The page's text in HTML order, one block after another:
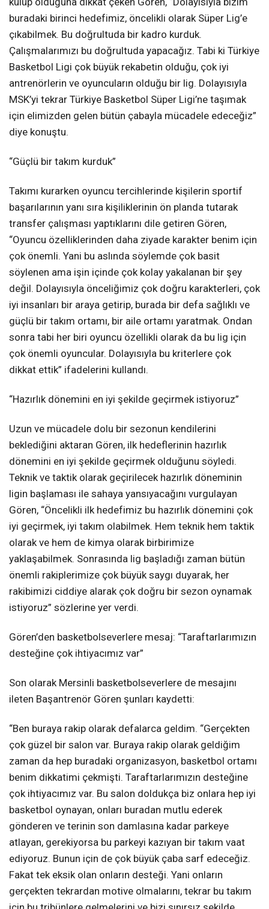
buradaki birinci hedefimiz, öncelikli olarak Süper Lig’e
çıkabilmek. Bu doğrultuda bir kadro kurduk.
Çalışmalarımızı bu doğrultuda yapacağız. Tabi ki Türkiye
Basketbol Ligi çok büyük rekabetin olduğu, çok iyi
antrenörlerin ve oyuncuların olduğu bir lig. Dolayısıyla
MSK’yi tekrar Türkiye Basketbol Süper Ligi’ne taşımak
için elimizden gelen bütün çabayla mücadele edeceğiz”
diye konuştu.
“Güçlü bir takım kurduk”
Takımı kurarken oyuncu tercihlerinde kişilerin sportif
başarılarının yanı sıra kişiliklerinin ön planda tutarak
transfer çalışması yaptıklarını dile getiren Gören,
“Oyuncu özelliklerinden daha ziyade karakter benim için
çok önemli. Yani bu aslında söylemde çok basit
söylenen ama işin içinde çok kolay yakalanan bir şey
değil. Dolayısıyla önceliğimiz çok doğru karakterleri, çok
iyi insanları bir araya getirip, burada bir defa sağlıklı ve
güçlü bir takım ortamı, bir aile ortamı yaratmak. Ondan
sonra tabi her biri oyuncu özellikli olarak da bu lig için
çok önemli oyuncular. Dolayısıyla bu kriterlere çok
dikkat ettik” ifadelerini kullandı.
“Hazırlık dönemini en iyi şekilde geçirmek istiyoruz”
Uzun ve mücadele dolu bir sezonun kendilerini
beklediğini aktaran Gören, ilk hedeflerinin hazırlık
dönemini en iyi şekilde geçirmek olduğunu söyledi.
Teknik ve taktik olarak geçirilecek hazırlık döneminin
ligin başlaması ile sahaya yansıyacağını vurgulayan
Gören, “Öncelikli ilk hedefimiz bu hazırlık dönemini çok
iyi geçirmek, iyi takım olabilmek. Hem teknik hem taktik
olarak ve hem de kimya olarak birbirimize
yaklaşabilmek. Sonrasında lig başladığı zaman bütün
önemli rakiplerimize çok büyük saygı duyarak, her
rakibimizi ciddiye alarak çok doğru bir sezon oynamak
istiyoruz” sözlerine yer verdi.
Gören’den basketbolseverlere mesaj: “Taraftarlarımızın
desteğine çok ihtiyacımız var”
Son olarak Mersinli basketbolseverlere de mesajını
ileten Başantrenör Gören şunları kaydetti:
“Ben buraya rakip olarak defalarca geldim. “Gerçekten
çok güzel bir salon var. Buraya rakip olarak geldiğim
zaman da hep buradaki organizasyon, basketbol ortamı
benim dikkatimi çekmişti. Taraftarlarımızın desteğine
çok ihtiyacımız var. Bu salon doldukça biz onlara hep iyi
basketbol oynayan, onları buradan mutlu ederek
gönderen ve terinin son damlasına kadar parkeye
atlayan, gerekiyorsa bu parkeyi kazıyan bir takım vaat
ediyoruz. Bunun için de çok büyük çaba sarf edeceğiz.
Fakat tek eksik olan onların desteği. Yani onların
gerçekten tekrardan motive olmalarını, tekrar bu takım